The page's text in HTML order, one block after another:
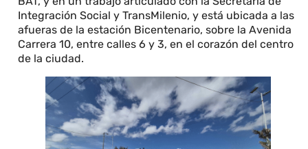
Integración Social y TransMilenio, y está ubicada a las
afueras de la estación Bicentenario, sobre la Avenida
Carrera 10, entre calles 6 y 3, en el corazón del centro
de la ciudad.